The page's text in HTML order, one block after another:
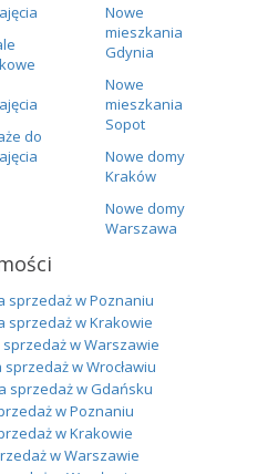
do
Nowe
mieszkania
Gdynia
Nowe
mieszkania
Sopot
Nowe domy
Kraków
Nowe domy
Warszawa
sprzedaż w Poznaniu
sprzedaż w Krakowie
w Warszawie
w Wrocławiu
sprzedaż w Gdańsku
w Poznaniu
w Krakowie
w Warszawie